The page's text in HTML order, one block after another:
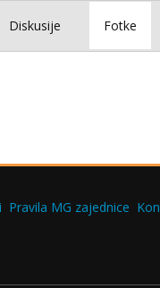
Diskusije Fotke
Pravila MG zajednice